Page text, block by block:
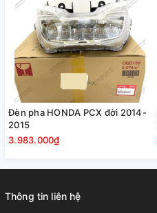
Đèn pha HONDA PCX đời 2014-
2015
3.983.000₫
Thông tin liên hệ